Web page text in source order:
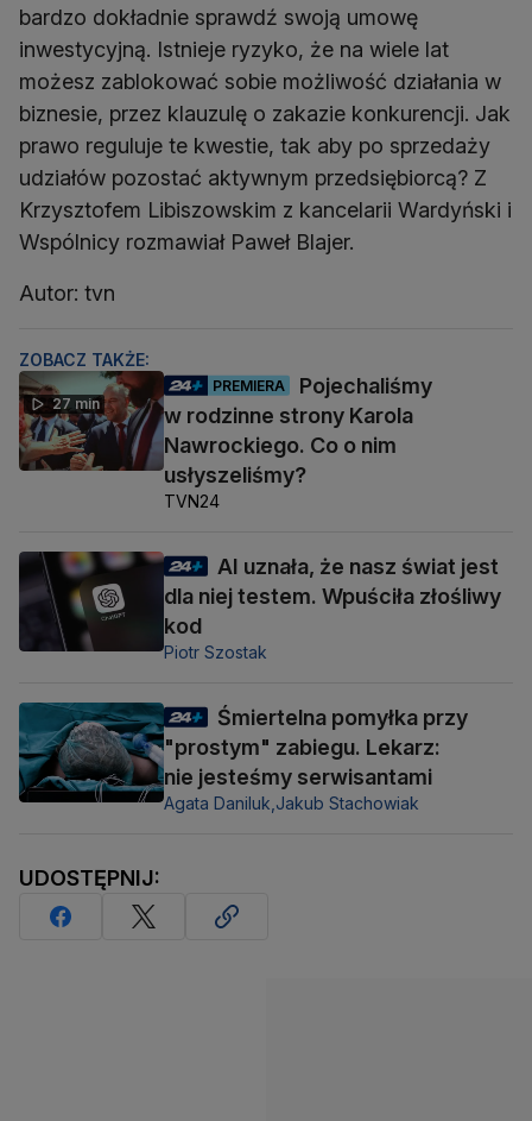
bardzo dokładnie sprawdź swoją umowę
inwestycyjną. Istnieje ryzyko, że na wiele lat
możesz zablokować sobie możliwość działania w
biznesie, przez klauzulę o zakazie konkurencji. Jak
prawo reguluje te kwestie, tak aby po sprzedaży
udziałów pozostać aktywnym przedsiębiorcą? Z
Krzysztofem Libiszowskim z kancelarii Wardyński i
Wspólnicy rozmawiał Paweł Blajer.
Autor: tvn
ZOBACZ TAKŻE:
27 min
PREMIERA
Pojechaliśmy
w rodzinne strony Karola
Nawrockiego. Co o nim
usłyszeliśmy?
TVN24
AI uznała, że nasz świat jest
dla niej testem. Wpuściła złośliwy
kod
Piotr Szostak
Śmiertelna pomyłka przy
"prostym" zabiegu. Lekarz:
nie jesteśmy serwisantami
Agata Daniluk, Jakub Stachowiak
UDOSTĘPNIJ: